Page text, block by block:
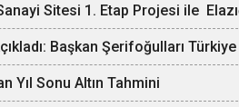
Sitesi 1. Etap Projesi ile
Başkan Şerifoğulları
Yıl Sonu Altın Tahmini